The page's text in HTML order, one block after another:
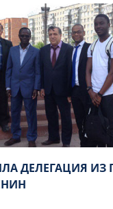
ДЕЛЕГАЦИЯ ИЗ